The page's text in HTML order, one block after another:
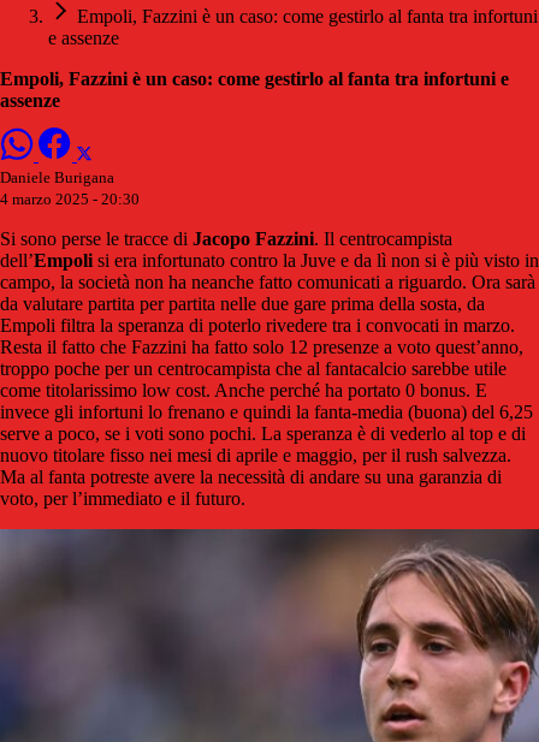
Empoli, Fazzini è un caso: come gestirlo al fanta tra infortuni
e assenze
Empoli, Fazzini è un caso: come gestirlo al fanta tra infortuni e
assenze
Daniele Burigana
4 marzo 2025 - 20:30
Si sono perse le tracce di Jacopo Fazzini. Il centrocampista
dell’Empoli si era infortunato contro la Juve e da lì non si è più visto in
campo, la società non ha neanche fatto comunicati a riguardo. Ora sarà
da valutare partita per partita nelle due gare prima della sosta, da
Empoli filtra la speranza di poterlo rivedere tra i convocati in marzo.
Resta il fatto che Fazzini ha fatto solo 12 presenze a voto quest’anno,
troppo poche per un centrocampista che al fantacalcio sarebbe utile
come titolarissimo low cost. Anche perché ha portato 0 bonus. E
invece gli infortuni lo frenano e quindi la fanta-media (buona) del 6,25
serve a poco, se i voti sono pochi. La speranza è di vederlo al top e di
nuovo titolare fisso nei mesi di aprile e maggio, per il rush salvezza.
Ma al fanta potreste avere la necessità di andare su una garanzia di
voto, per l’immediato e il futuro.